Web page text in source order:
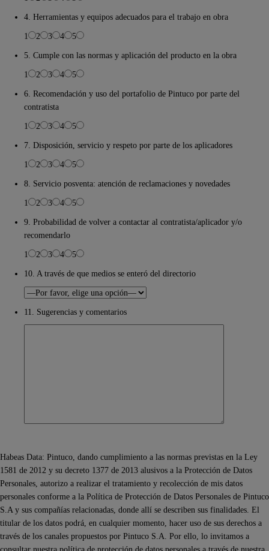
4. Herramientas y equipos adecuados para el trabajo en obra
1
2 3 4
5
5. Cumple con las normas y aplicación del producto en la obra
1
2 3 4
5
6. Recomendación y uso del portafolio de Pintuco por parte del
contratista
1
2 3 4
5
7. Disposición, servicio y respeto por parte de los aplicadores
1
2 3 4
5
8. Servicio posventa: atención de reclamaciones y novedades
1
2 3 4
5
9. Probabilidad de volver a contactar al contratista/aplicador y/o
recomendarlo
1
2 3 4
5
10. A través de que medios se enteró del directorio
11. Sugerencias y comentarios
Habeas Data: Pintuco, dando cumplimiento a las normas previstas en la Ley
1581 de 2012 y su decreto 1377 de 2013 alusivos a la Protección de Datos
Personales, autorizo a realizar el tratamiento y recolección de mis datos
personales conforme a la Política de Protección de Datos Personales de Pintuco
S.A y sus compañías relacionadas, donde allí se describen sus finalidades. El
titular de los datos podrá, en cualquier momento, hacer uso de sus derechos a
través de los canales propuestos por Pintuco S.A. Por ello, lo invitamos a